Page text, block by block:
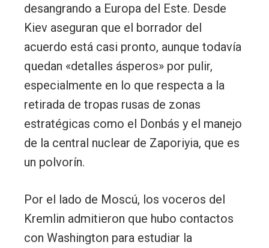
desangrando a Europa del Este. Desde
Kiev aseguran que el borrador del
acuerdo está casi pronto, aunque todavía
quedan «detalles ásperos» por pulir,
especialmente en lo que respecta a la
retirada de tropas rusas de zonas
estratégicas como el Donbás y el manejo
de la central nuclear de Zaporiyia, que es
un polvorín.
Por el lado de Moscú, los voceros del
Kremlin admitieron que hubo contactos
con Washington para estudiar la